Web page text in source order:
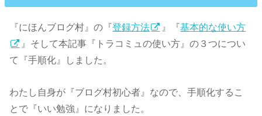
『にほんブログ村』の『登録方法 』『基本的な使い方
』そして本記事『トラコミュの使い方』の３つについ
て『手順化』しました。
わたし自身が『ブログ村初心者』なので、手順化するこ
とで『いい勉強』になりました。